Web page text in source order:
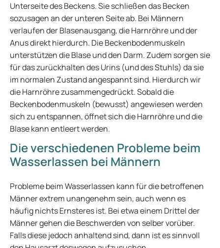
Unterseite des Beckens. Sie schließen das Becken
sozusagen an der unteren Seite ab. Bei Männern
verlaufen der Blasenausgang, die Harnröhre und der
Anus direkt hierdurch. Die Beckenbodenmuskeln
unterstützen die Blase und den Darm. Zudem sorgen sie
für das zurückhalten des Urins (und des Stuhls) da sie
im normalen Zustand angespannt sind. Hierdurch wir
die Harnröhre zusammengedrückt. Sobald die
Beckenbodenmuskeln (bewusst) angewiesen werden
sich zu entspannen, öffnet sich die Harnröhre und die
Blase kann entleert werden.
Die verschiedenen Probleme beim
Wasserlassen bei Männern
Probleme beim Wasserlassen kann für die betroffenen
Männer extrem unangenehm sein, auch wenn es
häufig nichts Ernsteres ist. Bei etwa einem Drittel der
Männer gehen die Beschwerden von selber vorüber.
Falls diese jedoch anhaltend sind, dann ist es sinnvoll